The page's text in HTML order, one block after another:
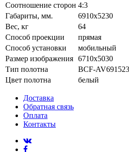
Соотношение сторон 4:3
Габариты, мм.
6910x5230
Вес, кг
64
Способ проекции
прямая
Способ установки
мобильный
Размер изображения 6710x5030
Тип полотна
BCF-
Цвет полотна
белый
Доставка
Обратная связь
Оплата
Контакты